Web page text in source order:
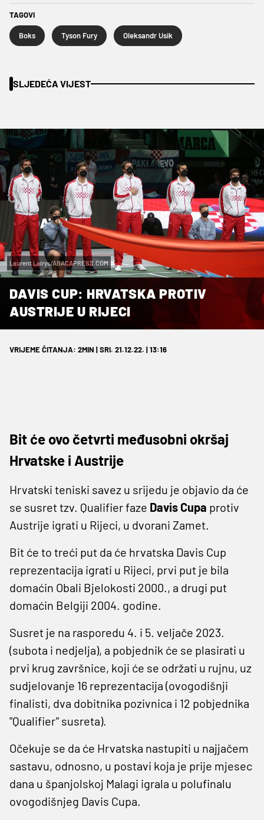
TAGOVI
Boks Tyson Fury Oleksandr Usik
SLJEDEĆA VIJEST
Laurent Lairys/ABACAPRESS.COM
DAVIS CUP: HRVATSKA PROTIV
AUSTRIJE U RIJECI
VRIJEME ČITANJA: 2MIN | SRI. 21.12.22. | 13:16
Bit će ovo četvrti međusobni okršaj
Hrvatske i Austrije
Hrvatski teniski savez u srijedu je objavio da će
se susret tzv. Qualifier faze Davis Cupa protiv
Austrije igrati u Rijeci, u dvorani Zamet.
Bit će to treći put da će hrvatska Davis Cup
reprezentacija igrati u Rijeci, prvi put je bila
domaćin Obali Bjelokosti 2000., a drugi put
domaćin Belgiji 2004. godine.
Susret je na rasporedu 4. i 5. veljače 2023.
(subota i nedjelja), a pobjednik će se plasirati u
prvi krug završnice, koji će se održati u rujnu, uz
sudjelovanje 16 reprezentacija (ovogodišnji
finalisti, dva dobitnika pozivnica i 12 pobjednika
"Qualifier" susreta).
Očekuje se da će Hrvatska nastupiti u najjačem
sastavu, odnosno, u postavi koja je prije mjesec
dana u španjolskoj Malagi igrala u polufinalu
ovogodišnjeg Davis Cupa.